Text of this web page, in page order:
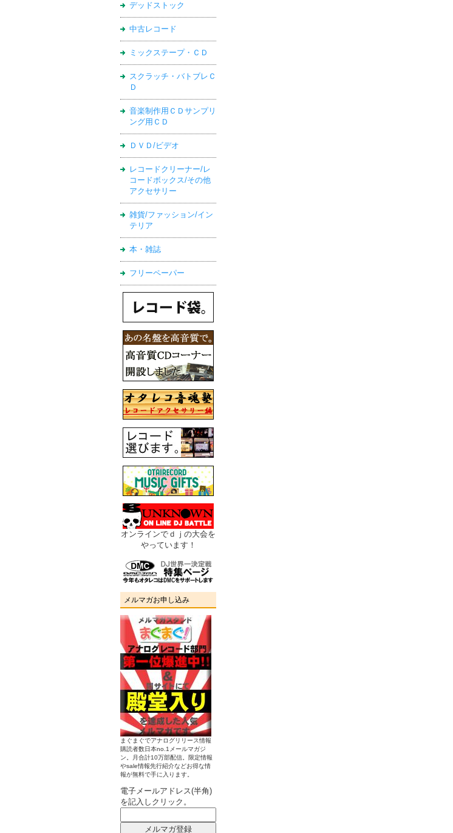
デッドストック
中古レコード
ミックステープ・ＣＤ
スクラッチ・バトブレＣ
Ｄ
音楽制作用ＣＤサンプリ
ング用ＣＤ
ＤＶＤ/ビデオ
レコードクリーナー/レ
コードボックス/その他
アクセサリー
雑貨/ファッション/イン
テリア
本・雑誌
フリーペーパー
オンラインでｄｊの大会を
やっています！
メルマガお申し込み
まぐまぐでアナログリリース情報
購読者数日本no.1メールマガジ
ン。月合計10万部配信。限定情報
やsale情報先行紹介などお得な情
報が無料で手に入ります。
電子メールアドレス(半角)
を記入しクリック。